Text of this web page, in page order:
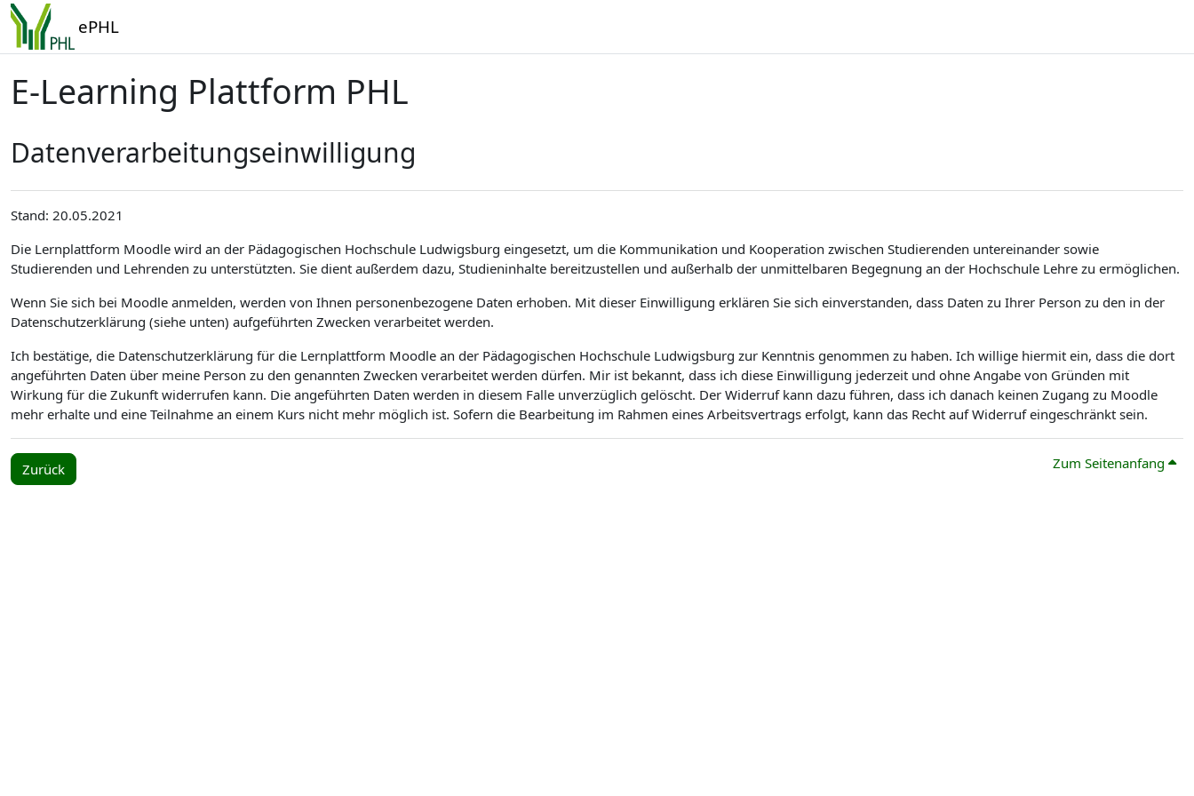
Zum Hauptinhalt
ePHL
E-Learning Plattform PHL
Datenverarbeitungseinwilligung
Stand: 20.05.2021
Die Lernplattform Moodle wird an der Pädagogischen Hochschule Ludwigsburg eingesetzt, um die Kommunikation und Kooperation zwischen Studierenden untereinander sowie
Studierenden und Lehrenden zu unterstützten. Sie dient außerdem dazu, Studieninhalte bereitzustellen und außerhalb der unmittelbaren Begegnung an der Hochschule Lehre zu ermöglichen.
Wenn Sie sich bei Moodle anmelden, werden von Ihnen personenbezogene Daten erhoben. Mit dieser Einwilligung erklären Sie sich einverstanden, dass Daten zu Ihrer Person zu den in der
Datenschutzerklärung (siehe unten) aufgeführten Zwecken verarbeitet werden.
Ich bestätige, die Datenschutzerklärung für die Lernplattform Moodle an der Pädagogischen Hochschule Ludwigsburg zur Kenntnis genommen zu haben. Ich willige hiermit ein, dass die dort
angeführten Daten über meine Person zu den genannten Zwecken verarbeitet werden dürfen. Mir ist bekannt, dass ich diese Einwilligung jederzeit und ohne Angabe von Gründen mit
Wirkung für die Zukunft widerrufen kann. Die angeführten Daten werden in diesem Falle unverzüglich gelöscht. Der Widerruf kann dazu führen, dass ich danach keinen Zugang zu Moodle
mehr erhalte und eine Teilnahme an einem Kurs nicht mehr möglich ist. Sofern die Bearbeitung im Rahmen eines Arbeitsvertrags erfolgt, kann das Recht auf Widerruf eingeschränkt sein.
Zurück Zum Seitenanfang